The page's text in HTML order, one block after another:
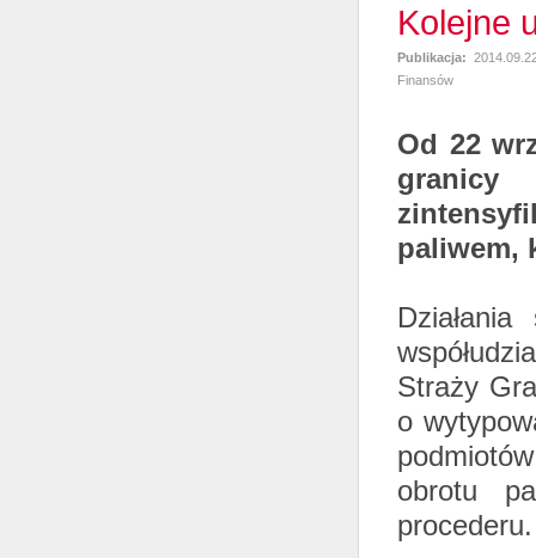
Kolejne
Publikacja:
Finansów
Od 22
paliwem,
Straży
o
obrotu
procederu.